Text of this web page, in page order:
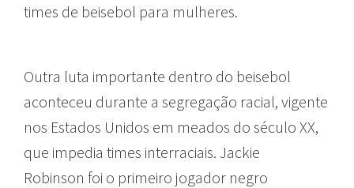
times de beisebol para mulheres.
Outra luta importante dentro do beisebol
aconteceu durante a segregação racial, vigente
nos Estados Unidos em meados do século XX,
que impedia times interraciais. Jackie
Robinson foi o primeiro jogador negro